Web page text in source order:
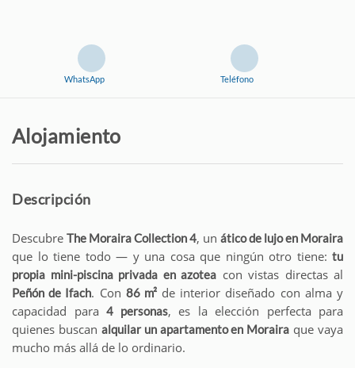
WhatsApp Teléfono
Alojamiento
Descripción
Descubre The Moraira Collection 4, un ático de lujo en Moraira
que lo tiene todo — y una cosa que ningún otro tiene: tu
propia mini-piscina privada en azotea con vistas directas al
Peñón de Ifach. Con 86 m²de interior diseñado con alma y
capacidad para 4 personas, es la elección perfecta para
quienes buscan alquilar un apartamento en Moraira que vaya
mucho más allá de lo ordinario.